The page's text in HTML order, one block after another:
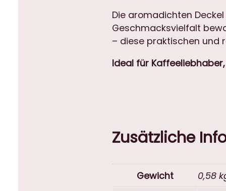
Die aromadichten
Geschmacksvielfalt
– diese praktischen und
Ideal für
Zusätzliche
Gewicht
0,58